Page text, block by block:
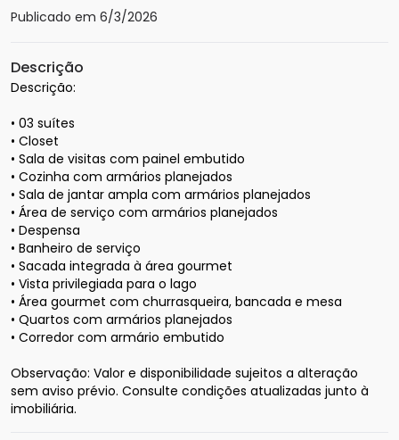
Publicado em 6/3/2026
Descrição
Descrição:
• 03 suítes
• Closet
• Sala de visitas com painel embutido
• Cozinha com armários planejados
• Sala de jantar ampla com armários planejados
• Área de serviço com armários planejados
• Despensa
• Banheiro de serviço
• Sacada integrada à área gourmet
• Vista privilegiada para o lago
• Área gourmet com churrasqueira, bancada e mesa
• Quartos com armários planejados
• Corredor com armário embutido
Observação: Valor e disponibilidade sujeitos a alteração
sem aviso prévio. Consulte condições atualizadas junto à